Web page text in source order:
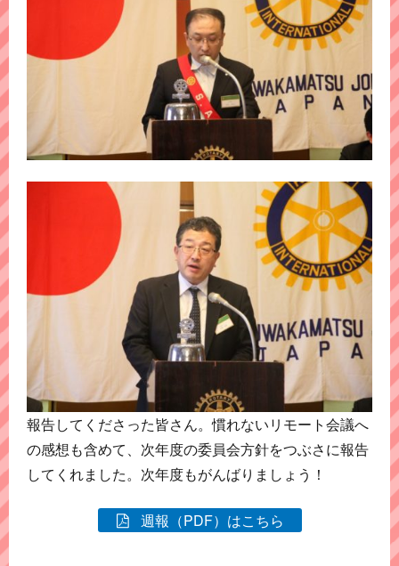
報告してくださった皆さん。慣れないリモート会議へ
の感想も含めて、次年度の委員会方針をつぶさに報告
してくれました。次年度もがんばりましょう！
週報（PDF）はこちら